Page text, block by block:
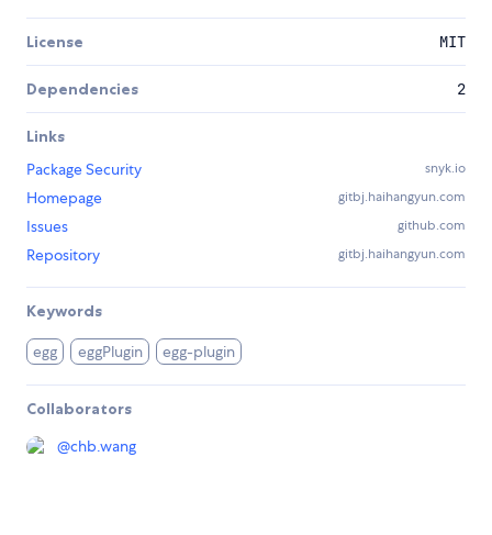
License MIT
Dependencies 2
Links
Package Security
snyk.io
Homepage gitbj.haihangyun.com
Issues github.com
Repository gitbj.haihangyun.com
Keywords
egg eggPlugin egg-plugin
Collaborators
@chb.wang